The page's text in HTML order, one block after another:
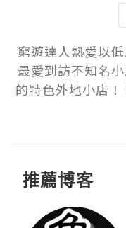
窮遊達人熱愛以
最愛到訪不知名
的特色外地小店
推薦博客